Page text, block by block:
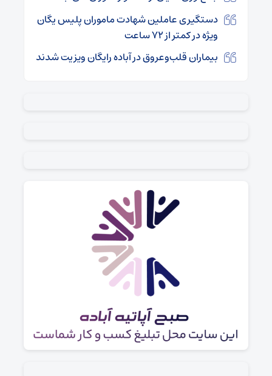
دستگیری عاملین شهادت ماموران پلیس یگان
ویژه در کمتر از ۷۲ ساعت
بیماران قلب‌وعروق در آباده رایگان ویزیت شدند